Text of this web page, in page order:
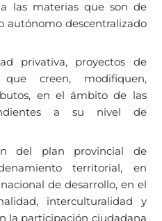
las materias que son de
autónomo descentralizado
privativa, proyectos de
que creen, modifiquen,
en el ámbito de las
a su nivel de
del plan provincial de
territorial, en
de desarrollo, en el
interculturalidad y
la participación ciudadana